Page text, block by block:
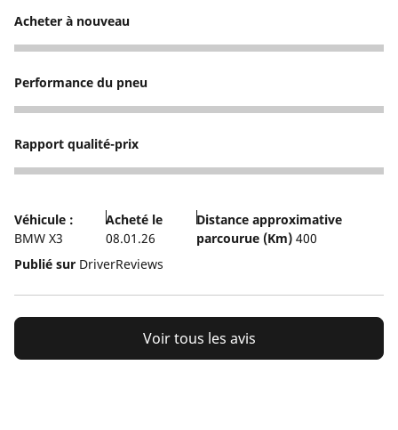
Acheter à nouveau
5
Performance du pneu
4
Rapport qualité-prix
4
Véhicule :
BMW X3
Acheté le
08.01.26
Distance approximative
parcourue (Km) 400
Publié sur DriverReviews
Voir tous les avis